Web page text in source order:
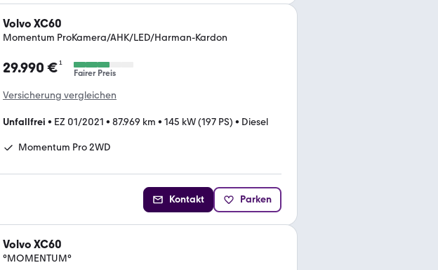
Volvo XC60
Momentum ProKamera/AHK/LED/Harman-Kardon
29.990 €¹
Fairer Preis
Versicherung vergleichen
Unfallfrei • EZ 01/2021 • 87.969 km • 145 kW (197 PS) • Diesel
Momentum Pro 2WD
Kontakt Parken
Volvo XC60
°MOMENTUM°